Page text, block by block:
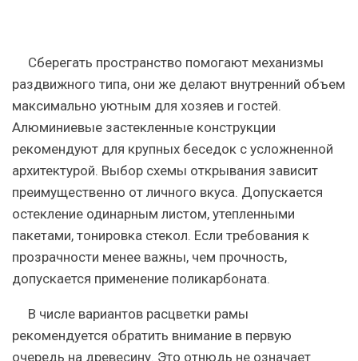
Сберегать пространство помогают механизмы
раздвижного типа, они же делают внутренний объем
максимально уютным для хозяев и гостей.
Алюминиевые застекленные конструкции
рекомендуют для крупных беседок с усложненной
архитектурой. Выбор схемы открывания зависит
преимущественно от личного вкуса. Допускается
остекление одинарным листом, утепленными
пакетами, тонировка стекол. Если требования к
прозрачности менее важны, чем прочность,
допускается применение поликарбоната.
В числе вариантов расцветки рамы
рекомендуется обратить внимание в первую
очередь на древесину. Это отнюдь не означает